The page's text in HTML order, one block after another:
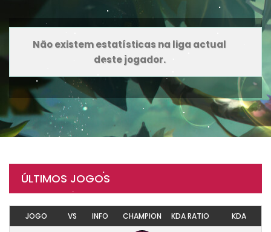
Não existem estatísticas na liga actual
deste jogador.
ÚLTIMOS JOGOS
JOGO VS INFO CHAMPION KDA RATIO KDA